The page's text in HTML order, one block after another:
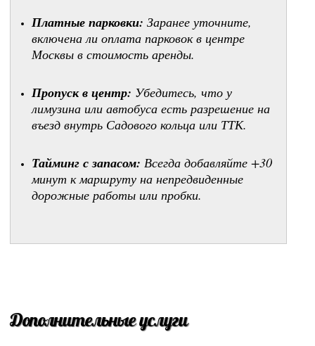
Платные парковки: Заранее уточните,
включена ли оплата парковок в центре
Москвы в стоимость аренды.
Пропуск в центр: Убедитесь, что у
лимузина или автобуса есть разрешение на
въезд внутрь Садового кольца или ТТК.
Тайминг с запасом: Всегда добавляйте +30
минут к маршруту на непредвиденные
дорожные работы или пробки.
Дополнительные услуги